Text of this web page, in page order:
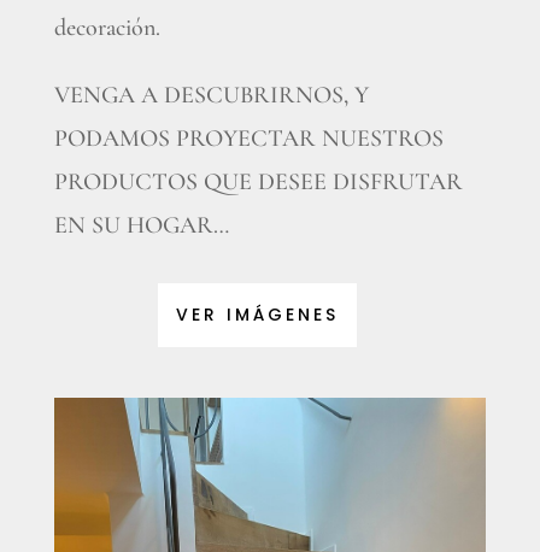
decoración.
VENGA A DESCUBRIRNOS, Y
PODAMOS PROYECTAR NUESTROS
PRODUCTOS QUE DESEE DISFRUTAR
EN SU HOGAR…
VER IMÁGENES